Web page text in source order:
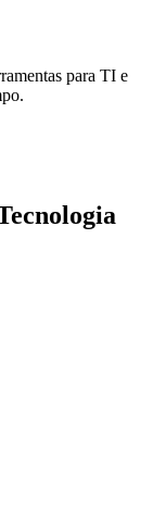
para TI e